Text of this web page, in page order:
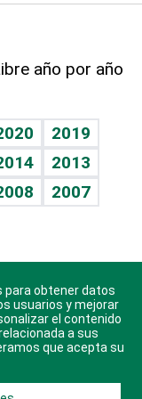
año por año
2019
2013
2007
Android, iOS y
para obtener datos
usuarios y mejorar
el contenido
a sus
que acepta su